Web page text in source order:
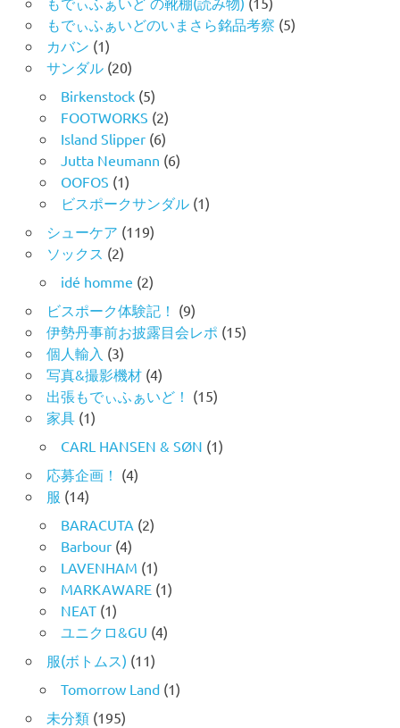
もでぃふぁいどのいまさら銘品考察 (5)
カバン (1)
サンダル(20)
Birkenstock(5)
FOOTWORKS (2)
Island Slipper(6)
Jutta Neumann (6)
OOFOS (1)
ビスポークサンダル(1)
シューケア (119)
ソックス (2)
idé homme (2)
ビスポーク体験記！ (9)
伊勢丹事前お披露目会レポ (15)
個人輸入 (3)
写真&撮影機材(4)
出張もでぃふぁいど！ (15)
家具(1)
CARL HANSEN & SØN (1)
応募企画！ (4)
服 (14)
BARACUTA (2)
Barbour(4)
LAVENHAM (1)
MARKAWARE(1)
NEAT(1)
ユニクロ&GU (4)
服(ボトムス) (11)
Tomorrow Land(1)
未分類(195)